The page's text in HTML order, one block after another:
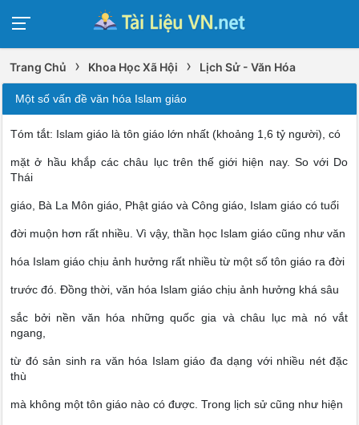
Trang Chủ › Khoa Học Xã Hội › Lịch Sử - Văn Hóa
Một số vấn đề văn hóa Islam giáo
Tóm tắt: Islam giáo là tôn giáo lớn nhất (khoảng 1,6 tỷ người), có
mặt ở hầu khắp các châu lục trên thế giới hiện nay. So với Do
Thái
giáo, Bà La Môn giáo, Phật giáo và Công giáo, Islam giáo có tuổi
đời muộn hơn rất nhiều. Vì vậy, thần học Islam giáo cũng như văn
hóa Islam giáo chịu ảnh hưởng rất nhiều từ một số tôn giáo ra đời
trước đó. Đồng thời, văn hóa Islam giáo chịu ảnh hưởng khá sâu
sắc bởi nền văn hóa những quốc gia và châu lục mà nó vắt
ngang,
từ đó sản sinh ra văn hóa Islam giáo đa dạng với nhiều nét đặc
thù
mà không một tôn giáo nào có được. Trong lịch sử cũng như hiện